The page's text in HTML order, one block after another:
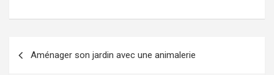
Aménager son jardin avec une animalerie